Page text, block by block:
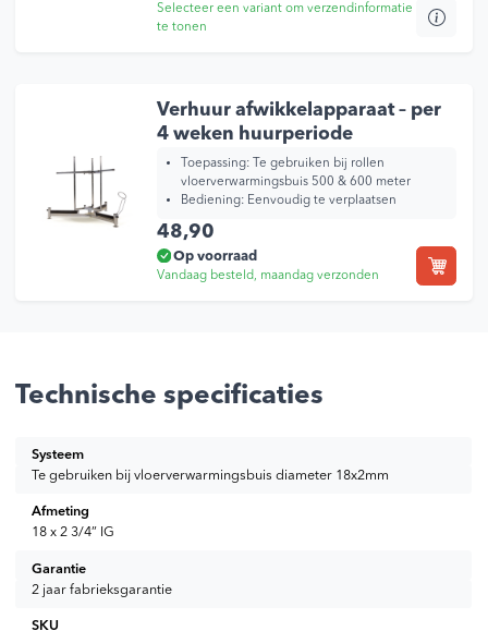
de
Selecteer een variant om verzendinformatie
te tonen
meerdere
worden
op
Verhuur afwikkelapparaat – per
4 weken huurperiode
Toepassing: Te gebruiken bij rollen
vloerverwarmingsbuis 500 & 600 meter
Bediening: Eenvoudig te verplaatsen
48,90
Op voorraad
Vandaag besteld, maandag verzonden
Technische specificaties
Systeem
Te gebruiken bij vloerverwarmingsbuis diameter 18x2mm
Afmeting
18 x 2 3/4” IG
Garantie
2 jaar fabrieksgarantie
SKU